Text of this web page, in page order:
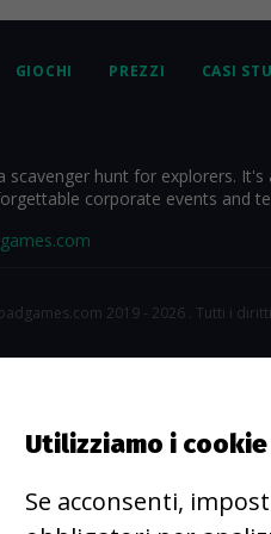
GIOCHI PREZZI CASI
scavenger hunt for explorers.
corporate events and
2019 - 2026 . Tutti i
Utilizziamo i
Se acconsenti,